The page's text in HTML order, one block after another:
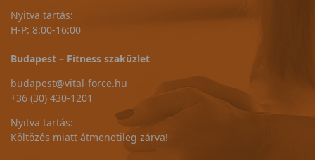
Nyitva tartás:
H-P: 8:00-16:00
Budapest – Fitness szaküzlet
budapest@vital-force.hu
+36 (30) 430-1201
Nyitva tartás:
Költözés miatt átmenetileg zárva!